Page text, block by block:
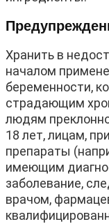
Хранить в
началом
беременности,
страдающим
людям
18 лет, лицам,
препараты
имеющим
заболевание,
врачом,